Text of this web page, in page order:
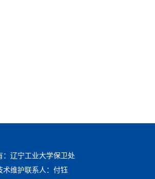
：辽宁工业大学保卫处
术维护联系人：付钰